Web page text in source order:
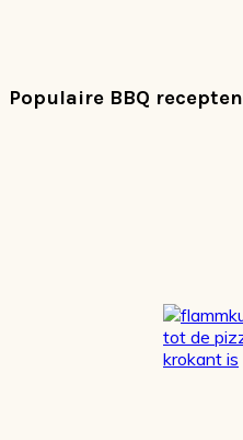
Populaire BBQ recepten